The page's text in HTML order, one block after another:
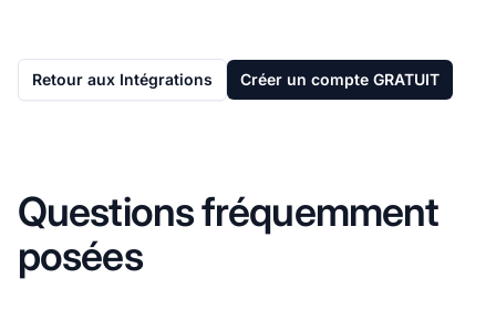
Retour aux Intégrations Créer un compte GRATUIT
Questions fréquemment
posées